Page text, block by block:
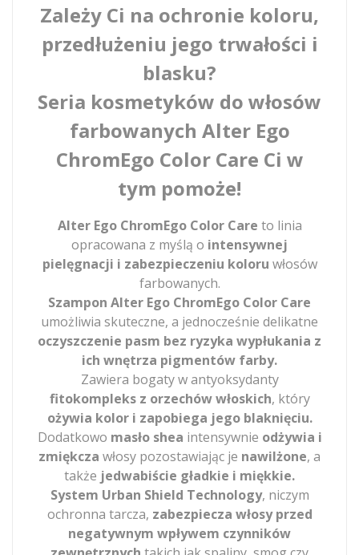
Zależy Ci na ochronie koloru,
przedłużeniu jego trwałości i
blasku?
Seria kosmetyków do włosów
farbowanych Alter Ego
ChromEgo Color Care Ci w
tym pomoże!
Alter Ego ChromEgo Color Care to linia
opracowana z myślą o intensywnej
pielęgnacji i zabezpieczeniu koloru włosów
farbowanych.
Szampon Alter Ego ChromEgo Color Care
umożliwia skuteczne, a jednocześnie delikatne
oczyszczenie pasm bez ryzyka wypłukania z
ich wnętrza pigmentów farby.
Zawiera bogaty w antyoksydanty
fitokompleks z orzechów włoskich, który
ożywia kolor i zapobiega jego blaknięciu.
Dodatkowo masło shea intensywnie odżywia i
zmiękcza włosy pozostawiając je nawilżone, a
także jedwabiście gładkie i miękkie.
System Urban Shield Technology, niczym
ochronna tarcza, zabezpiecza włosy przed
negatywnym wpływem czynników